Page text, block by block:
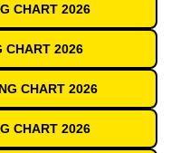
CHART 2026
CHART 2026
CHART 2026
CHART 2026